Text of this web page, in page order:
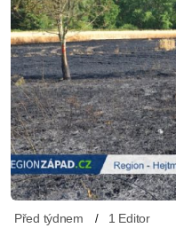
Před týdnem 1 Editor